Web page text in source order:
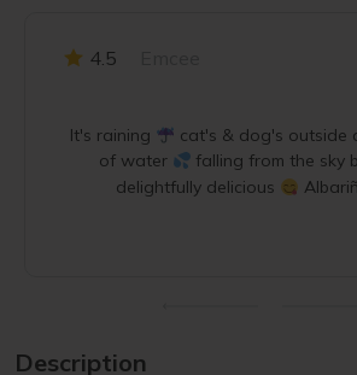
4.5
It's raining
cat's & dog's outside
of water
falling from the sky
delightfully delicious
Description